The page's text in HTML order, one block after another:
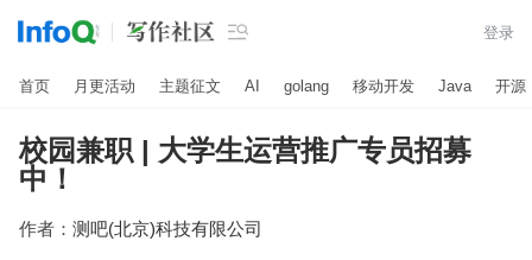
 登录
首页 月更活动 主题征文 AI golang 移动开发 Java 开源
校园兼职 | 大学生运营推广专员招募
中！
作者： 测吧(北京)科技有限公司